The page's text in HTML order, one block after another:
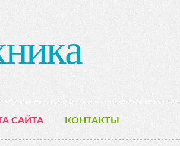
САЙТА КОНТАКТЫ